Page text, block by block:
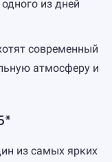
из дней
современный
атмосферу и
из самых ярких